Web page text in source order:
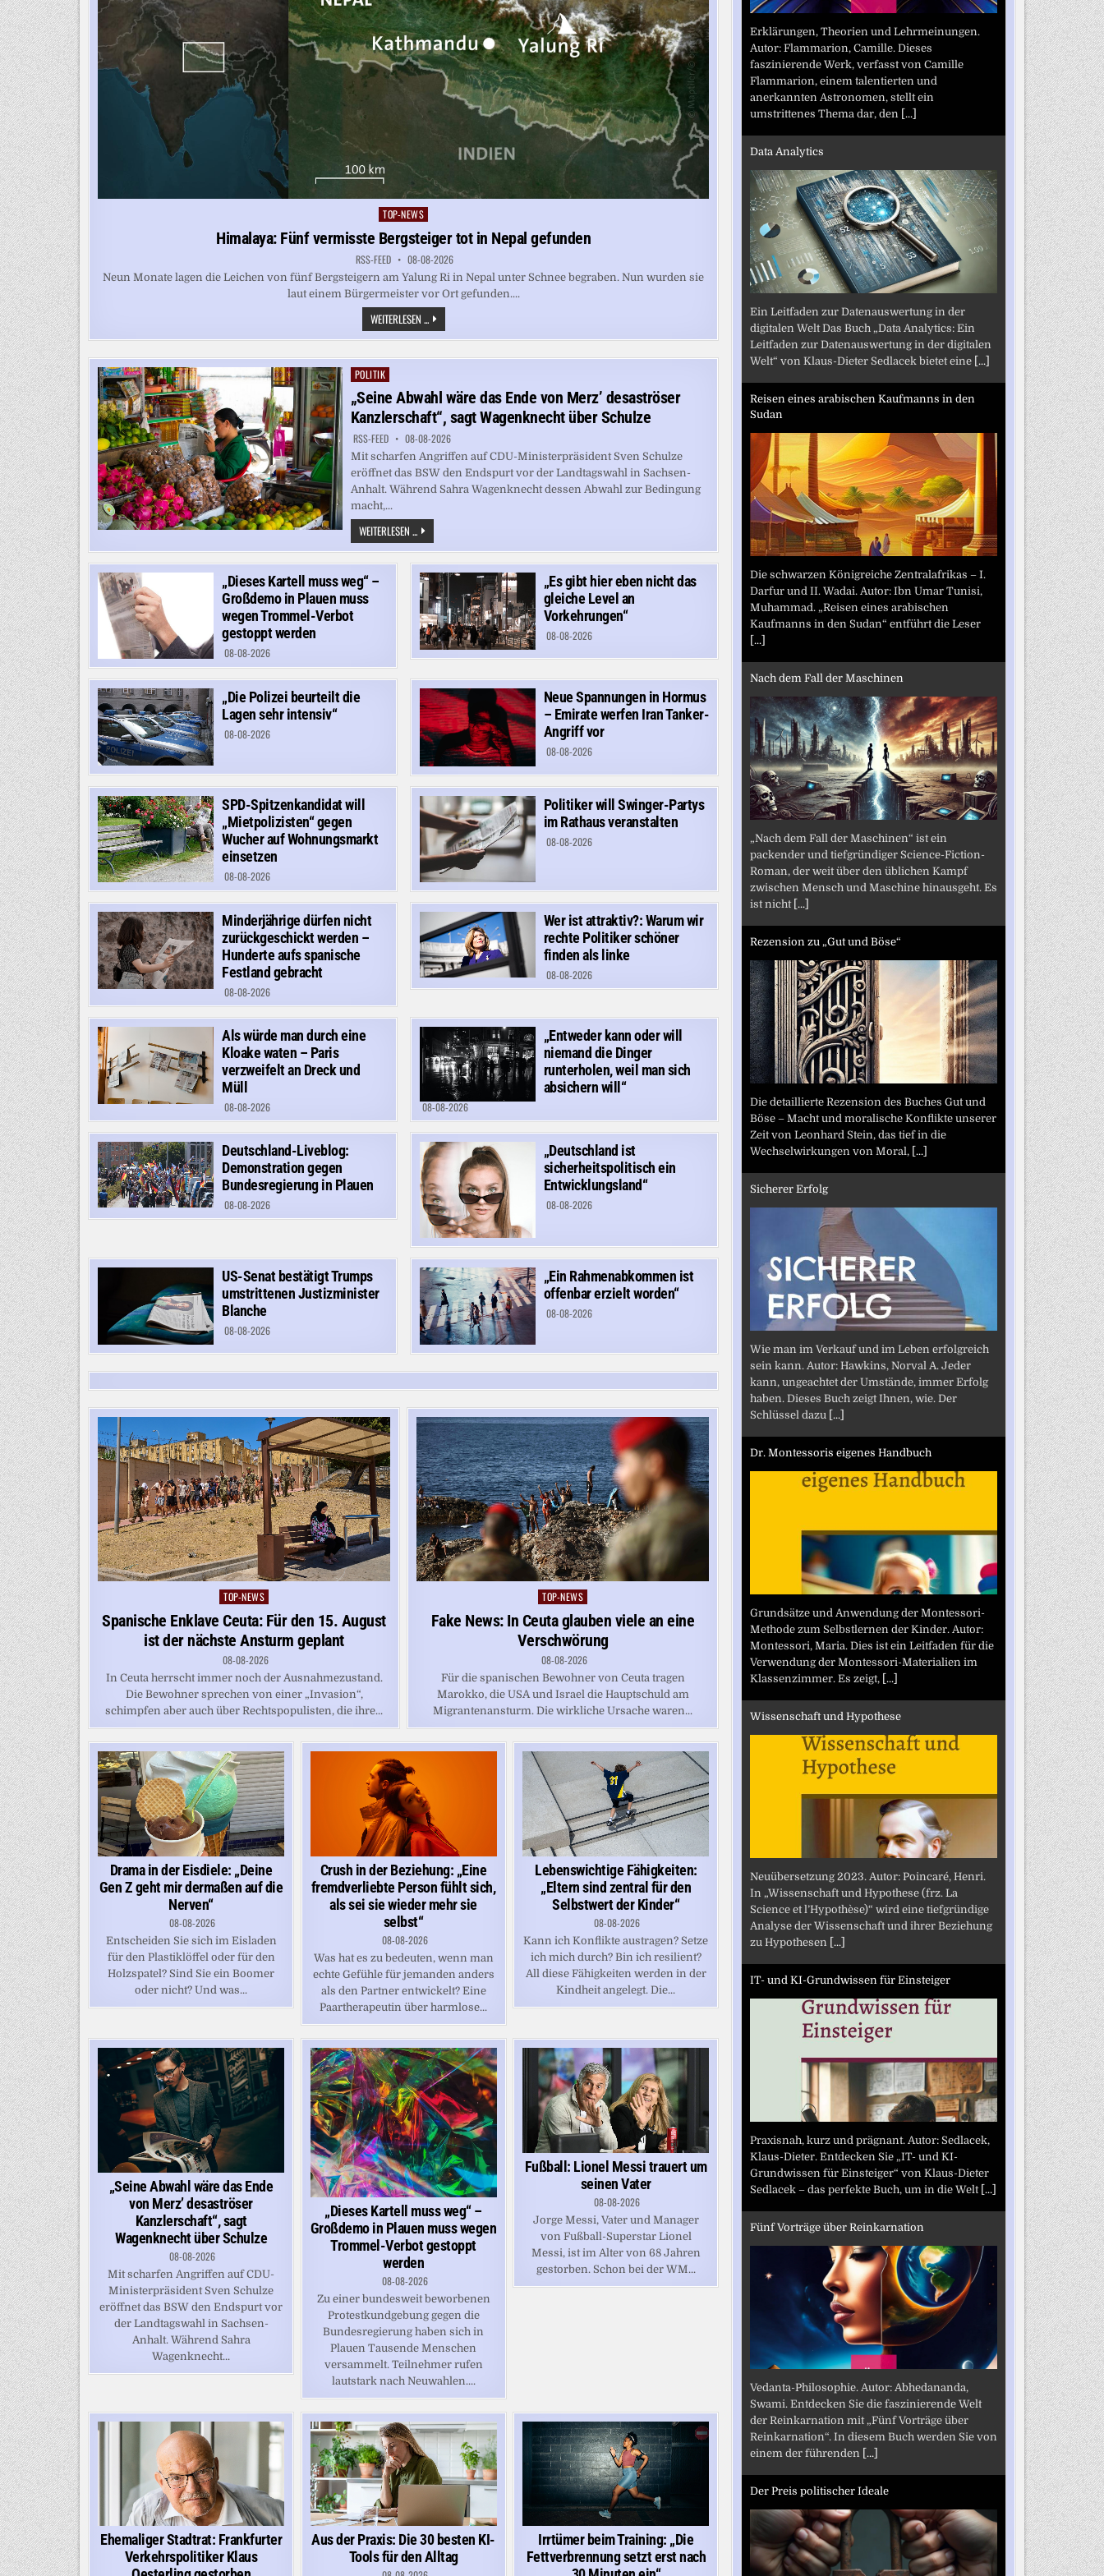
Posted
in
TOP-NEWS
Himalaya: Fünf vermisste Bergsteiger tot in Nepal gefunden
RSS-FEED 08-08-2026
Neun Monate lagen die Leichen von fünf Bergsteigern am Yalung Ri in Nepal unter Schnee begraben. Nun wurden sie
laut einem Bürgermeister vor Ort gefunden....
WEITERLESEN ... HIMALAYA:
FÜNF
VERMISSTE
TOT
GEFUNDEN
Posted
in
POLITIK
„Seine Abwahl wäre das Ende von Merz’ desaströser
Kanzlerschaft“, sagt Wagenknecht über Schulze
RSS-FEED 08-08-2026
Mit scharfen Angriffen auf CDU-Ministerpräsident Sven Schulze
eröffnet das BSW den Endspurt vor der Landtagswahl in Sachsen-
Anhalt. Während Sahra Wagenknecht dessen Abwahl zur Bedingung
macht,...
WEITERLESEN ... „SEINE
ABWAHL
WÄRE
DAS
ENDE
VON
MERZ’
DESASTRÖSER
KANZLERSCHAFT“,
SAGT
WAGENKNECHT
ÜBER
SCHULZE
„Dieses Kartell muss weg“ –
Großdemo in Plauen muss
wegen Trommel-Verbot
gestoppt werden
08-08-2026
„Es gibt hier eben nicht das
gleiche Level an
Vorkehrungen“
08-08-2026
„Die Polizei beurteilt die
Lagen sehr intensiv“
08-08-2026
Neue Spannungen in Hormus
– Emirate werfen Iran Tanker-
Angriff vor
08-08-2026
SPD-Spitzenkandidat will
„Mietpolizisten“ gegen
Wucher auf Wohnungsmarkt
einsetzen
08-08-2026
Politiker will Swinger-Partys
im Rathaus veranstalten
08-08-2026
Minderjährige dürfen nicht
zurückgeschickt werden –
Hunderte aufs spanische
Festland gebracht
08-08-2026
Wer ist attraktiv?: Warum wir
rechte Politiker schöner
finden als linke
08-08-2026
Als würde man durch eine
Kloake waten – Paris
verzweifelt an Dreck und
Müll
08-08-2026
„Entweder kann oder will
niemand die Dinger
runterholen, weil man sich
absichern will“
08-08-2026
Deutschland-Liveblog:
Demonstration gegen
Bundesregierung in Plauen
08-08-2026
„Deutschland ist
sicherheitspolitisch ein
Entwicklungsland“
08-08-2026
US-Senat bestätigt Trumps
umstrittenen Justizminister
Blanche
08-08-2026
„Ein Rahmenabkommen ist
offenbar erzielt worden“
08-08-2026
Posted
in
TOP-NEWS
Spanische Enklave Ceuta: Für den 15. August
ist der nächste Ansturm geplant
08-08-2026
In Ceuta herrscht immer noch der Ausnahmezustand.
Die Bewohner sprechen von einer „Invasion“,
schimpfen aber auch über Rechtspopulisten, die ihre...
Posted
in
TOP-NEWS
Fake News: In Ceuta glauben viele an eine
Verschwörung
08-08-2026
Für die spanischen Bewohner von Ceuta tragen
Marokko, die USA und Israel die Hauptschuld am
Migrantenansturm. Die wirkliche Ursache waren...
Drama in der Eisdiele: „Deine
Gen Z geht mir dermaßen auf die
Nerven“
08-08-2026
Entscheiden Sie sich im Eisladen
für den Plastiklöffel oder für den
Holzspatel? Sind Sie ein Boomer
oder nicht? Und was...
Crush in der Beziehung: „Eine
fremdverliebte Person fühlt sich,
als sei sie wieder mehr sie
selbst“
08-08-2026
Was hat es zu bedeuten, wenn man
echte Gefühle für jemanden anders
als den Partner entwickelt? Eine
Paartherapeutin über harmlose...
Lebenswichtige Fähigkeiten:
„Eltern sind zentral für den
Selbstwert der Kinder“
08-08-2026
Kann ich Konflikte austragen? Setze
ich mich durch? Bin ich resilient?
All diese Fähigkeiten werden in der
Kindheit angelegt. Die...
„Seine Abwahl wäre das Ende
von Merz’ desaströser
Kanzlerschaft“, sagt
Wagenknecht über Schulze
08-08-2026
Mit scharfen Angriffen auf CDU-
Ministerpräsident Sven Schulze
eröffnet das BSW den Endspurt vor
der Landtagswahl in Sachsen-
Anhalt. Während Sahra
Wagenknecht...
„Dieses Kartell muss weg“ –
Großdemo in Plauen muss wegen
Trommel-Verbot gestoppt
werden
08-08-2026
Zu einer bundesweit beworbenen
Protestkundgebung gegen die
Bundesregierung haben sich in
Plauen Tausende Menschen
versammelt. Teilnehmer rufen
lautstark nach Neuwahlen....
Fußball: Lionel Messi trauert um
seinen Vater
08-08-2026
Jorge Messi, Vater und Manager
von Fußball-Superstar Lionel
Messi, ist im Alter von 68 Jahren
gestorben. Schon bei der WM...
Ehemaliger Stadtrat: Frankfurter
Verkehrspolitiker Klaus
Aus der Praxis: Die 30 besten KI-
Tools für den Alltag
Irrtümer beim Training: „Die
Fettverbrennung setzt erst nach
Erklärungen, Theorien und Lehrmeinungen.
Autor: Flammarion, Camille. Dieses
faszinierende Werk, verfasst von Camille
Flammarion, einem talentierten und
anerkannten Astronomen, stellt ein
umstrittenes Thema dar, den [...]
Data Analytics
Ein Leitfaden zur Datenauswertung in der
digitalen Welt Das Buch „Data Analytics: Ein
Leitfaden zur Datenauswertung in der digitalen
Welt“ von Klaus-Dieter Sedlacek bietet eine [...]
Reisen eines arabischen Kaufmanns in den
Sudan
Die schwarzen Königreiche Zentralafrikas – I.
Darfur und II. Wadai. Autor: Ibn Umar Tunisi,
Muhammad. „Reisen eines arabischen
Kaufmanns in den Sudan“ entführt die Leser
[...]
Nach dem Fall der Maschinen
„Nach dem Fall der Maschinen“ ist ein
packender und tiefgründiger Science-Fiction-
Roman, der weit über den üblichen Kampf
zwischen Mensch und Maschine hinausgeht. Es
ist nicht [...]
Rezension zu „Gut und Böse“
Die detaillierte Rezension des Buches Gut und
Böse – Macht und moralische Konflikte unserer
Zeit von Leonhard Stein, das tief in die
Wechselwirkungen von Moral, [...]
Sicherer Erfolg
Wie man im Verkauf und im Leben erfolgreich
sein kann. Autor: Hawkins, Norval A. Jeder
kann, ungeachtet der Umstände, immer Erfolg
haben. Dieses Buch zeigt Ihnen, wie. Der
Schlüssel dazu [...]
Dr. Montessoris eigenes Handbuch
Grundsätze und Anwendung der Montessori-
Methode zum Selbstlernen der Kinder. Autor:
Montessori, Maria. Dies ist ein Leitfaden für die
Verwendung der Montessori-Materialien im
Klassenzimmer. Es zeigt, [...]
Wissenschaft und Hypothese
Neuübersetzung 2023. Autor: Poincaré, Henri.
In „Wissenschaft und Hypothese (frz. La
Science et l’Hypothèse)“ wird eine tiefgründige
Analyse der Wissenschaft und ihrer Beziehung
zu Hypothesen [...]
IT- und KI-Grundwissen für Einsteiger
Praxisnah, kurz und prägnant. Autor: Sedlacek,
Klaus-Dieter. Entdecken Sie „IT- und KI-
Grundwissen für Einsteiger“ von Klaus-Dieter
Sedlacek – das perfekte Buch, um in die Welt [...]
Fünf Vorträge über Reinkarnation
Vedanta-Philosophie. Autor: Abhedananda,
Swami. Entdecken Sie die faszinierende Welt
der Reinkarnation mit „Fünf Vorträge über
Reinkarnation“. In diesem Buch werden Sie von
einem der führenden [...]
Der Preis politischer Ideale